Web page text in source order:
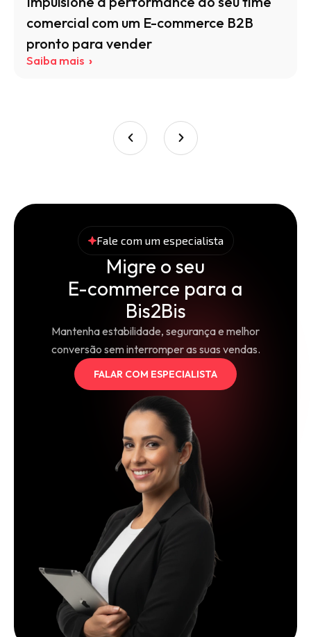
comercial com um E-commerce B2B
pronto para vender
Saiba mais
Fale com um especialista
Migre o seu
E-commerce para a
Bis2Bis
Mantenha estabilidade, segurança e melhor
conversão sem interromper as suas vendas.
FALAR COM ESPECIALISTA